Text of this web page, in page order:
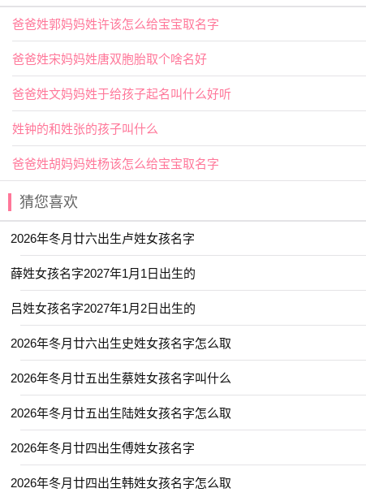
【佳琪】 【云琪】 【元芷】 【兰佩】
【云雅】 【伊然】 【书蕴】 【元捷】
【净秋】 【东璟】 【函琪】 【冰颜】
【丞名】 【乐淳】 【书言】 【书睿】
【一棠】 【予清】 【乐博】 【亦闲】
【元姝】 【俞昭】 【云涵】 【予初】
【云溪】 【元雅】 【云惟】 【佳昊】
【初岚】 【乔毅】 【华琪】 【冉婕】
【云琪】 【佳辰】 【乐川】 【乐洋】
【书弘】 【允廷】 【亦勋】 【亦航】
【云轼】 【书娴】 【云谣】 【丞博】
【于渊】 【云昕】 【乐绮】 【冰莹】
【佩琼】 【予诺】 【其晟】 【云溪】
【今夏】 【云碧】 【书承】 【仕淇】
爸爸姓郭妈妈姓许该怎么给宝宝取名字
爸爸姓宋妈妈姓唐双胞胎取个啥名好
爸爸姓文妈妈姓于给孩子起名叫什么好听
姓钟的和姓张的孩子叫什么
爸爸姓胡妈妈姓杨该怎么给宝宝取名字
猜您喜欢
2026年冬月廿六出生卢姓女孩名字
薛姓女孩名字2027年1月1日出生的
吕姓女孩名字2027年1月2日出生的
2026年冬月廿六出生史姓女孩名字怎么取
2026年冬月廿五出生蔡姓女孩名字叫什么
2026年冬月廿五出生陆姓女孩名字怎么取
2026年冬月廿四出生傅姓女孩名字
2026年冬月廿四出生韩姓女孩名字怎么取